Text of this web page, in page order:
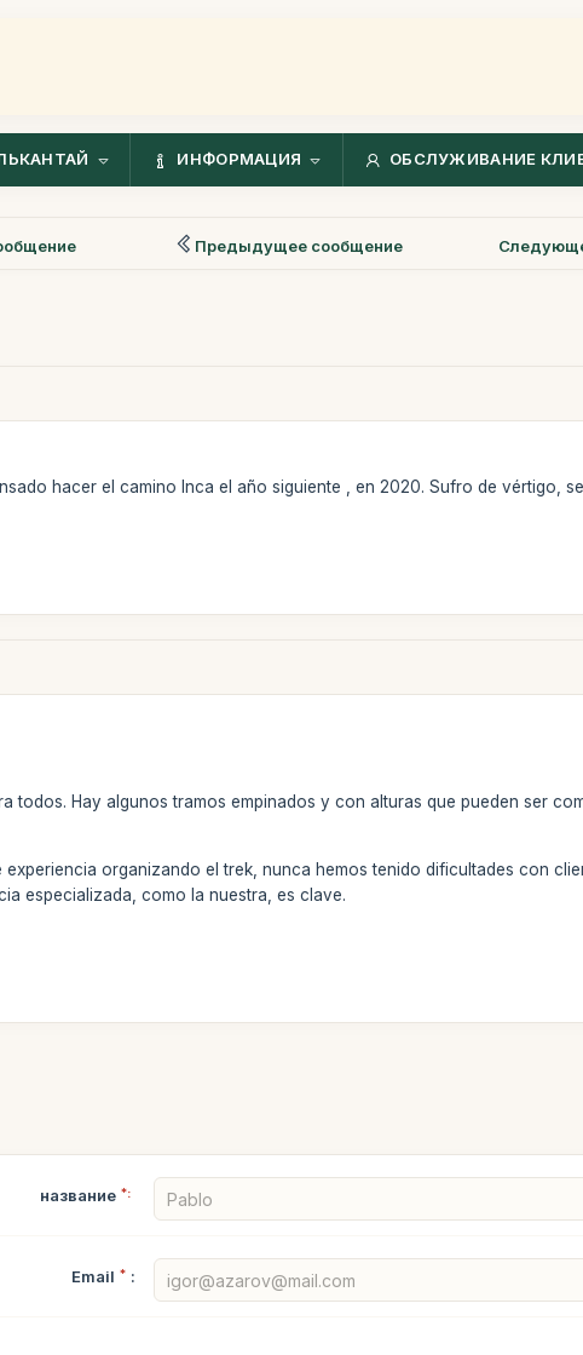
ИНФОРМАЦИЯ ОБСЛУЖИВАНИЕ
Предыдущее сообщение
hacer el camino Inca el año siguiente , en 2020. Sufro de vértigo,
todos. Hay algunos tramos empinados y con alturas que pueden ser
experiencia organizando el trek, nunca hemos tenido dificultades con
especializada, como la nuestra, es clave.
название *:
Email * :